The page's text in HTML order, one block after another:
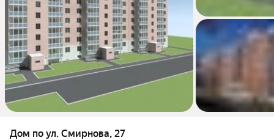
Дом по ул. Смирнова, 27